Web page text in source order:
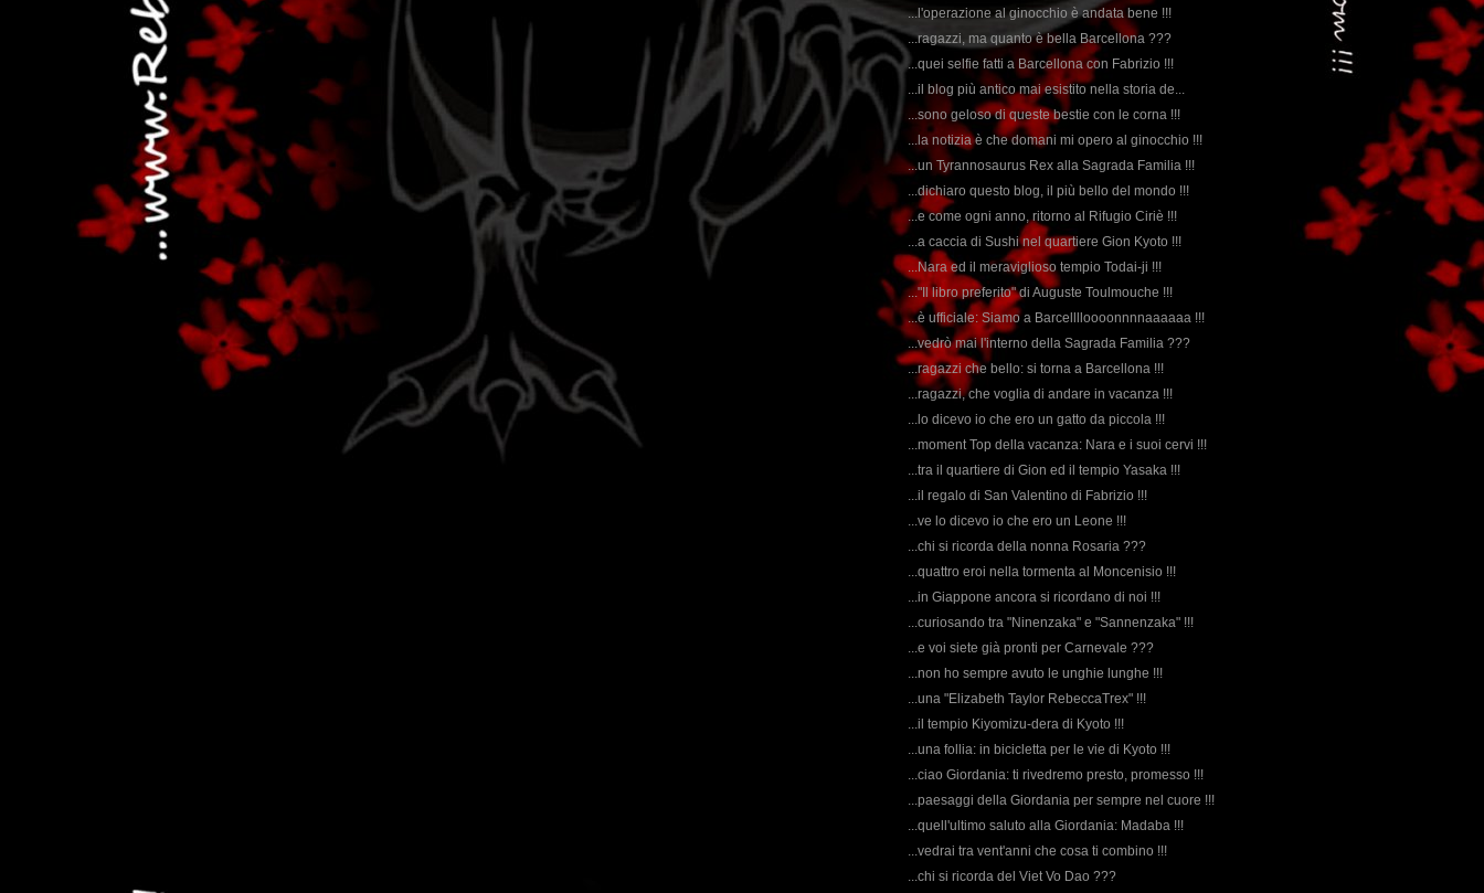
...l'operazione al ginocchio è andata bene !!!
...ragazzi, ma quanto è bella Barcellona ???
...quei selfie fatti a Barcellona con Fabrizio !!!
...il blog più antico mai esistito nella storia de...
...sono geloso di queste bestie con le corna !!!
...la notizia è che domani mi opero al ginocchio !!!
...un Tyrannosaurus Rex alla Sagrada Familia !!!
...dichiaro questo blog, il più bello del mondo !!!
...e come ogni anno, ritorno al Rifugio Ciriè !!!
...a caccia di Sushi nel quartiere Gion Kyoto !!!
...Nara ed il meraviglioso tempio Todai-ji !!!
..."Il libro preferito" di Auguste Toulmouche !!!
...è ufficiale: Siamo a Barcelllloooonnnnaaaaaa !!!
...vedrò mai l'interno della Sagrada Familia ???
...ragazzi che bello: si torna a Barcellona !!!
...ragazzi, che voglia di andare in vacanza !!!
...lo dicevo io che ero un gatto da piccola !!!
...moment Top della vacanza: Nara e i suoi cervi !!!
...tra il quartiere di Gion ed il tempio Yasaka !!!
...il regalo di San Valentino di Fabrizio !!!
...ve lo dicevo io che ero un Leone !!!
...chi si ricorda della nonna Rosaria ???
...quattro eroi nella tormenta al Moncenisio !!!
...in Giappone ancora si ricordano di noi !!!
...curiosando tra "Ninenzaka" e "Sannenzaka" !!!
...e voi siete già pronti per Carnevale ???
...non ho sempre avuto le unghie lunghe !!!
...una "Elizabeth Taylor RebeccaTrex" !!!
...il tempio Kiyomizu-dera di Kyoto !!!
...una follia: in bicicletta per le vie di Kyoto !!!
...ciao Giordania: ti rivedremo presto, promesso !!!
...paesaggi della Giordania per sempre nel cuore !!!
...quell'ultimo saluto alla Giordania: Madaba !!!
...vedrai tra vent'anni che cosa ti combino !!!
...chi si ricorda del Viet Vo Dao ???